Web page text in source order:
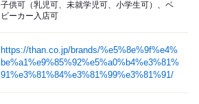
子供可（乳児可、未就学児可、小学生可）、ベ
ビーカー入店可
https://than.co.jp/brands/%e5%8e%9f%e4%
be%a1%e9%85%92%e5%a0%b4%e3%81%
91%e3%81%84%e3%81%99%e3%81%91/